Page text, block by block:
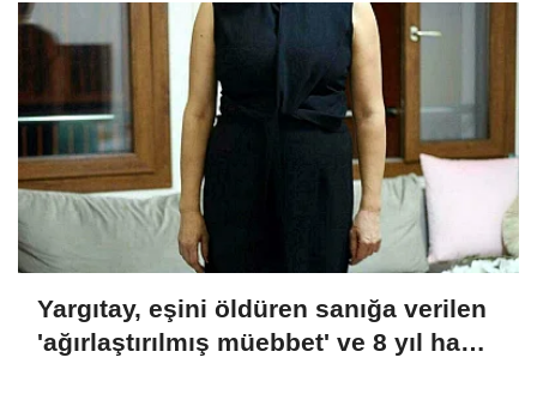
Yargıtay, eşini öldüren sanığa verilen
'ağırlaştırılmış müebbet' ve 8 yıl hapis